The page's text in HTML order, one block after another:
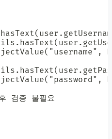
검증 불필요